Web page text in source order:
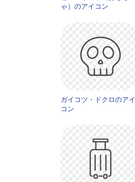
ゃ）のアイコン
ガイコツ・ドクロのアイ
コン